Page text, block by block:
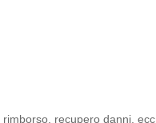
recupero danni, ecc.